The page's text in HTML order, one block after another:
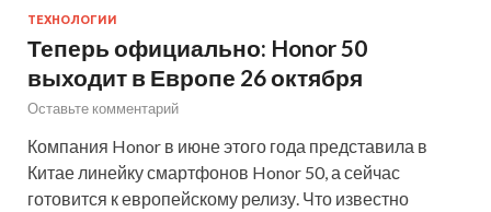
ТЕХНОЛОГИИ
Теперь официально: Honor 50
выходит в Европе 26 октября
Оставьте комментарий
Компания Honor в июне этого года представила в
Китае линейку смартфонов Honor 50, а сейчас
готовится к европейскому релизу. Что известно